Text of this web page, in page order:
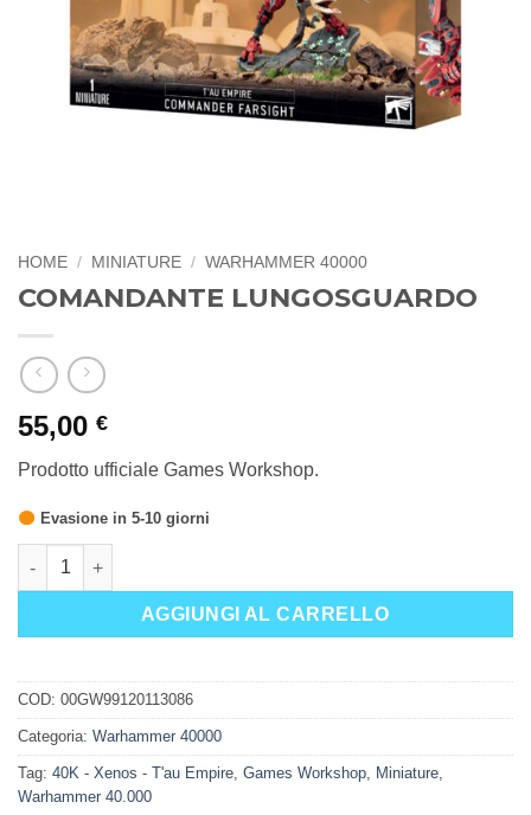
HOME / MINIATURE / WARHAMMER 40000
COMANDANTE LUNGOSGUARDO
55,00 €
Prodotto ufficiale Games Workshop.
Evasione in 5-10 giorni
COMANDANTE LUNGOSGUARDO quantità
AGGIUNGI AL CARRELLO
COD: 00GW99120113086
Categoria: Warhammer 40000
Tag: 40K - Xenos - T'au Empire Games Workshop Miniature
Warhammer 40.000